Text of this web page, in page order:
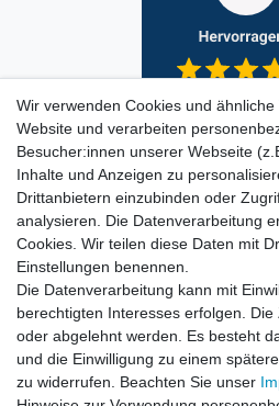
Wir verwenden Cookies und
Website und verarbeiten
Besucher:innen unserer Webseite
Inhalte und Anzeigen zu
Drittanbietern einzubinden oder
analysieren. Die Datenverarbeitung
Cookies. Wir teilen diese Daten mit
Einstellungen benennen.
Die Datenverarbeitung kann mit
berechtigten Interesses erfolgen.
oder abgelehnt werden. Es besteht
und die Einwilligung zu einem
zu widerrufen. Beachten Sie unser